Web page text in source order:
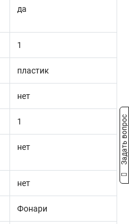
да
1
пластик
нет
1
нет
нет
Фонари
Задать вопрос